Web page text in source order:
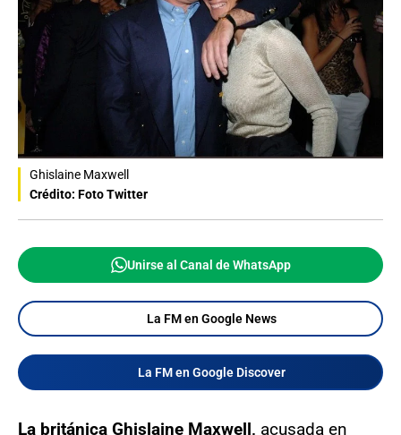
Ghislaine Maxwell
Crédito: Foto Twitter
Unirse al Canal de WhatsApp
La FM en Google News
La FM en Google Discover
La británica Ghislaine Maxwell, acusada en